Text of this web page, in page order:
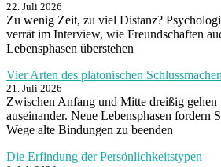
22. Juli 2026
Zu wenig Zeit, zu viel Distanz?
verrät im Interview, wie Freundschaften
Lebensphasen überstehen
Vier Arten des platonischen
21. Juli 2026
Zwischen Anfang und Mitte dreißig gehen
auseinander. Neue Lebensphasen fordern
Wege alte Bindungen zu beenden
Die Erfindung der Persönlichkeitstypen